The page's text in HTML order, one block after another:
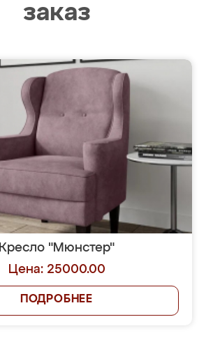
заказ
Кресло "Мюнстер"
Цена: 25000.00
ПОДРОБНЕЕ